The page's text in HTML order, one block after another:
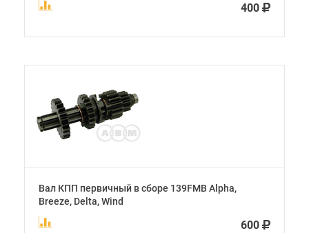
400
Вал КПП первичный в сборе 139FMB Alpha,
Breeze, Delta, Wind
600